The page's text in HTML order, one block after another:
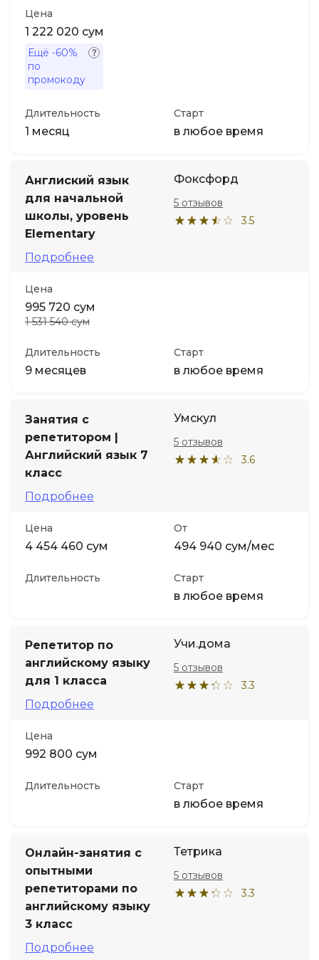
Цена
1 222 020 сум
Ещё -60%
по
промокоду
Длительность
1 месяц
Старт
в любое время
Англиский язык
для начальной
школы, уровень
Elementary
Подробнее
Фоксфорд
3.5
5 отзывов
Цена
995 720 сум
1 531 540 сум
Длительность
9 месяцев
Старт
в любое время
Занятия с
репетитором |
Английский язык 7
класс
Подробнее
Умскул
3.6
5 отзывов
Цена
4 454 460 сум
От
494 940 сум/мес
Длительность Старт
в любое время
Репетитор по
английскому языку
для 1 класса
Подробнее
Учи.дома
3.3
5 отзывов
Цена
992 800 сум
Длительность Старт
в любое время
Онлайн-занятия с
опытными
репетиторами по
английскому языку
3 класс
Подробнее
Тетрика
3.3
5 отзывов